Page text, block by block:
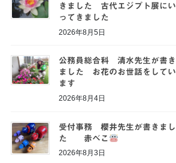
きました 古代エジプト展にい
ってきました
2026年8月5日
公務員総合科 清水先生が書き
ました お花のお世話をしてい
ます
2026年8月4日
受付事務 櫻井先生が書きまし
た 赤べこ
2026年8月3日